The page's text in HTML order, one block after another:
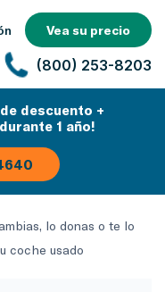
Vea su precio
(800) 253-8203
descuento +
1 año!
lo donas o te lo
coche usado